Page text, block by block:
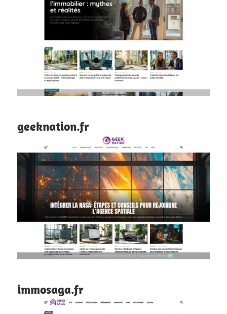
geeknation.fr
immosaga.fr